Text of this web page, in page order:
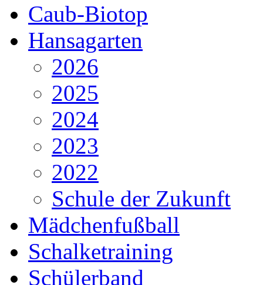
Caub-Biotop
Hansagarten
2026
2025
2024
2023
2022
Schule der Zukunft
Mädchenfußball
Schalketraining
Schülerband